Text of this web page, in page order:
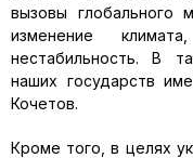
вызовы глобального
изменение
нестабильность. В
наших государств
Кочетов.
Кроме того, в целях